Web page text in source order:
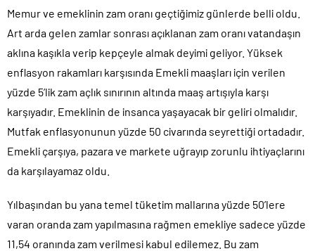
Memur ve emeklinin zam oranı geçtiğimiz günlerde belli oldu.
Art arda gelen zamlar sonrası açıklanan zam oranı vatandaşın
aklına kaşıkla verip kepçeyle almak deyimi geliyor. Yüksek
enflasyon rakamları karşısında Emekli maaşları için verilen
yüzde 5’lik zam açlık sınırının altında maaş artışıyla karşı
karşıyadır. Emeklinin de insanca yaşayacak bir geliri olmalıdır.
Mutfak enflasyonunun yüzde 50 civarında seyrettiği ortadadır.
Emekli çarşıya, pazara ve markete uğrayıp zorunlu ihtiyaçlarını
da karşılayamaz oldu.
Yılbaşından bu yana temel tüketim mallarına yüzde 50’lere
varan oranda zam yapılmasına rağmen emekliye sadece yüzde
11,54 oranında zam verilmesi kabul edilemez. Bu zam